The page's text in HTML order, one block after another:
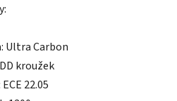
Ultra Carbon
kroužek
22.05